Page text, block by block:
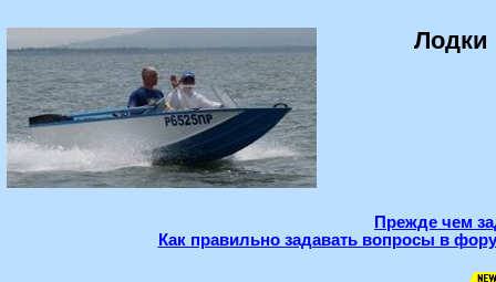
Лодки
Прежде чем
Как правильно задавать вопросы в